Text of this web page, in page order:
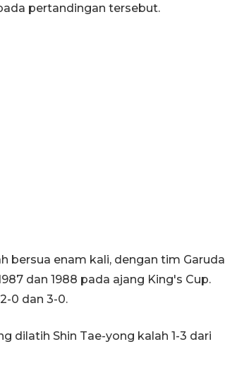
pertandingan tersebut.
bersua enam kali, dengan tim Garuda
dan 1988 pada ajang King's Cup.
0 dan 3-0.
dilatih Shin Tae-yong kalah 1-3 dari